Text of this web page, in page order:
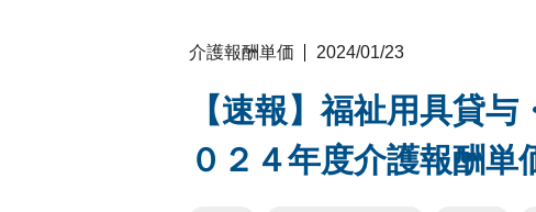
介護報酬単価 2024/01/23
【速報】福祉用具貸
０２４年度介護報酬単